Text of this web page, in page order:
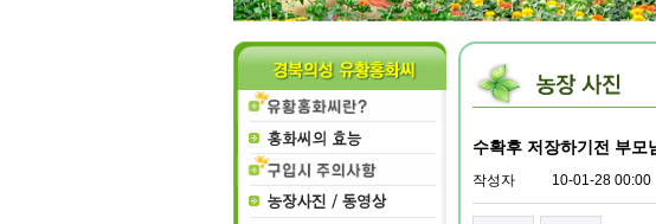
수확후 저장하기전 부모
작성자 10-01-28 00:00